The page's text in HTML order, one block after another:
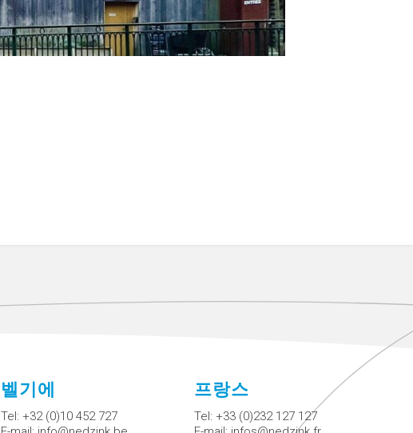
벨기에
Tel: +32 (0)10 452 727
프랑스
Tel: +33 (0)232 127 127